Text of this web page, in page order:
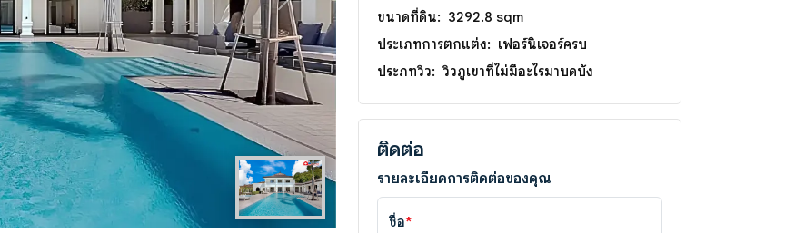
Next
ขนาดที่ดิน: 3292.8 sqm
ประเภทการตกแต่ง: เฟอร์นิเจอร์ครบ
ประภทวิว: วิวภูเขาที่ไม่มีอะไรมาบดบัง
ติดต่อ
รายละเอียดการติดต่อของคุณ
ชื่อ*